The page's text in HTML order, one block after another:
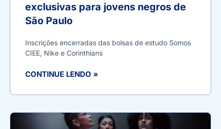
exclusivas para jovens negros de
São Paulo
Inscrições encerradas das bolsas de estudo Somos
CIEE, Nike e Corinthians
CONTINUE LENDO »